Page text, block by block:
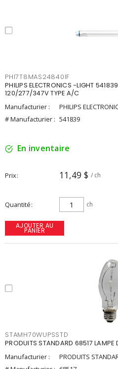
PHI7T8MAS24840IF
PHILIPS ELECTRONICS -LIGHT
120/277/347V TYPE A/C
Manufacturier :
PHILIPS
# Manufacturier : 541839
En inventaire
Prix 11,49 $ / ch
Quantité ch
AJOUTER AU
PANIER
STAMH70WUPSSTD
PRODUITS STANDARD 68517
Manufacturier :
PRODUITS